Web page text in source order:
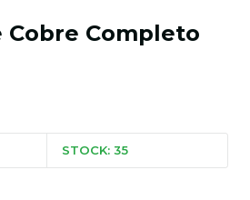
Cobre Completo
STOCK: 35